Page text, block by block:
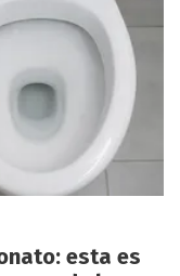
esta es